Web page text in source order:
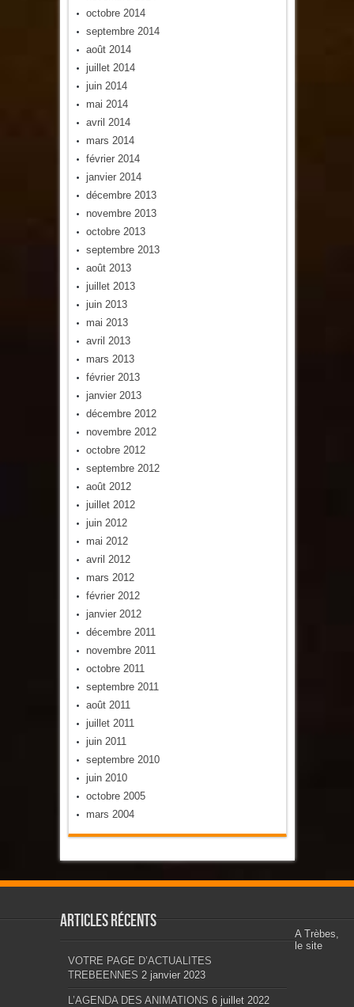
octobre 2014
septembre 2014
août 2014
juillet 2014
juin 2014
mai 2014
avril 2014
mars 2014
février 2014
janvier 2014
décembre 2013
novembre 2013
octobre 2013
septembre 2013
août 2013
juillet 2013
juin 2013
mai 2013
avril 2013
mars 2013
février 2013
janvier 2013
décembre 2012
novembre 2012
octobre 2012
septembre 2012
août 2012
juillet 2012
juin 2012
mai 2012
avril 2012
mars 2012
février 2012
janvier 2012
décembre 2011
novembre 2011
octobre 2011
septembre 2011
août 2011
juillet 2011
juin 2011
septembre 2010
juin 2010
octobre 2005
mars 2004
Articles récents
VOTRE PAGE D’ACTUALITES
TREBEENNES 2 janvier 2023
L’AGENDA DES ANIMATIONS 6 juillet 2022
A Trèbes,
le site